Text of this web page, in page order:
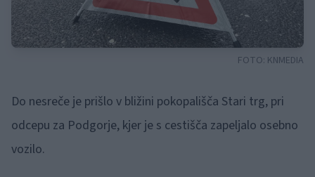
FOTO: KNMEDIA
Do nesreče je prišlo v bližini pokopališča Stari trg, pri
odcepu za Podgorje, kjer je s cestišča zapeljalo osebno
vozilo.